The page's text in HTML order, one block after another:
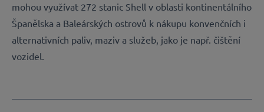
mohou využívat 272 stanic Shell v oblasti kontinentálního
Španělska a Baleárských ostrovů k nákupu konvenčních i
alternativních paliv, maziv a služeb, jako je např. čištění
vozidel.